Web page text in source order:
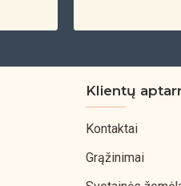
Klientų
Kontaktai
Grąžinimai